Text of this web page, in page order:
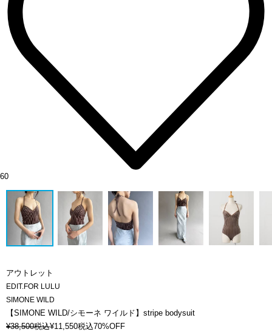
60
アウトレット
EDIT.FOR LULU
SIMONE WILD
【SIMONE WILD/シモーネ ワイルド】stripe bodysuit
¥38,500税込¥11,550税込70%OFF